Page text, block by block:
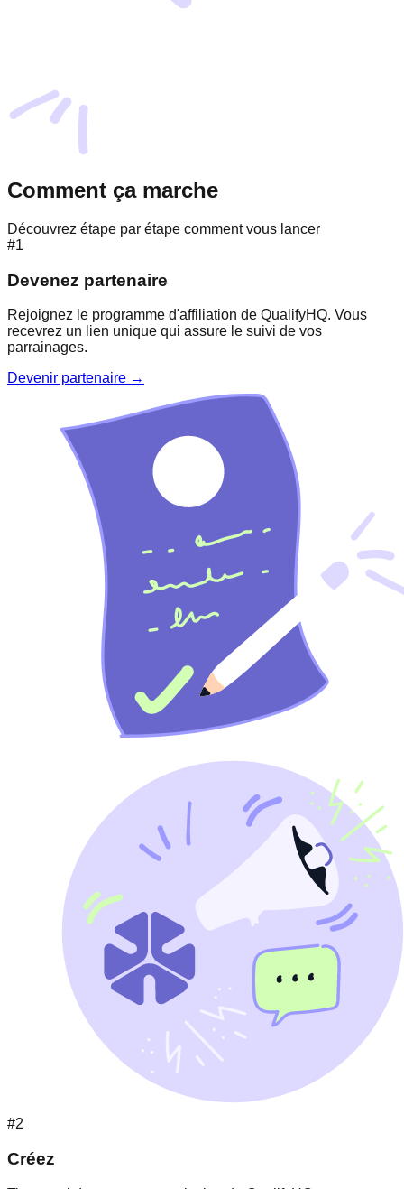
Comment ça marche
Découvrez étape par étape comment vous lancer
#1
Devenez partenaire
Rejoignez le programme d'affiliation de QualifyHQ. Vous
recevrez un lien unique qui assure le suivi de vos
parrainages.
Devenir partenaire →
#2
Créez